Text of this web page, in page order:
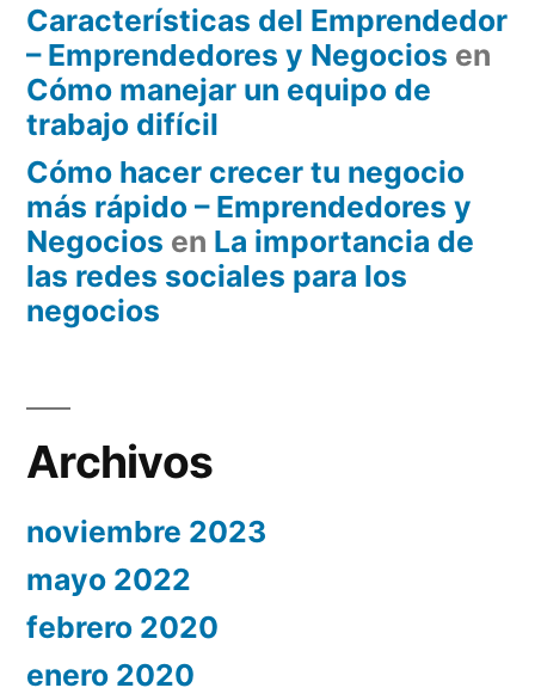
Características del Emprendedor
– Emprendedores y Negocios en
Cómo manejar un equipo de
trabajo difícil
Cómo hacer crecer tu negocio
más rápido – Emprendedores y
Negocios en La importancia de
las redes sociales para los
negocios
Archivos
noviembre 2023
mayo 2022
febrero 2020
enero 2020